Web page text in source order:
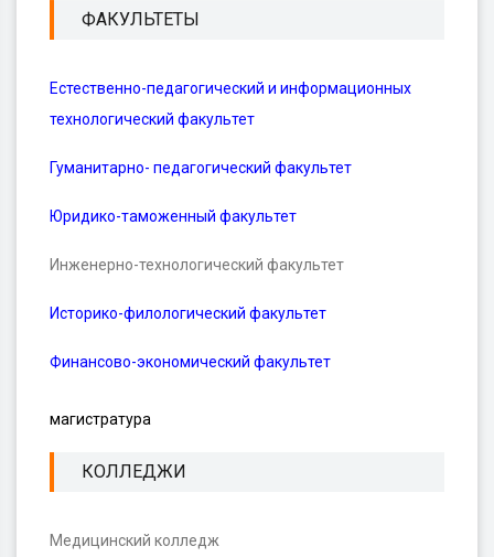
ФАКУЛЬТЕТЫ
Естественно-педагогический и информационных
технологический факультет
Гуманитарно- педагогический факультет
Юридико-таможенный факультет
Инженерно-технологический факультет
Историко-филологический факультет
Финансово-экономический факультет
магистратура
КОЛЛЕДЖИ
Медицинский колледж